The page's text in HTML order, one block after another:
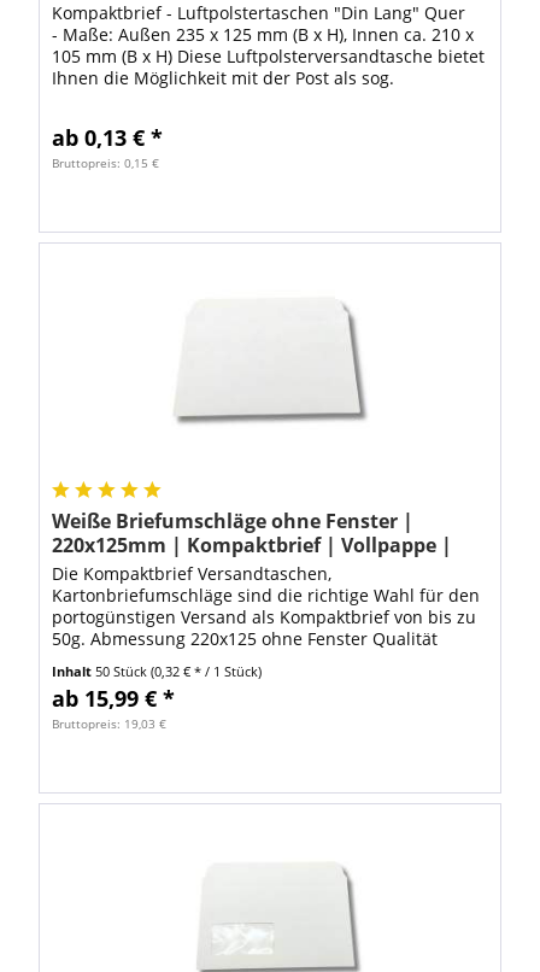
Kompaktbrief - Luftpolstertaschen "Din Lang" Quer
- Maße: Außen 235 x 125 mm (B x H), Innen ca. 210 x
105 mm (B x H) Diese Luftpolsterversandtasche bietet
Ihnen die Möglichkeit mit der Post als sog.
ab 0,13 € *
Bruttopreis: 0,15 €
Weiße Briefumschläge ohne Fenster |
220x125mm | Kompaktbrief | Vollpappe |
Haftklebend | 50 Stück
Die Kompaktbrief Versandtaschen,
Kartonbriefumschläge sind die richtige Wahl für den
portogünstigen Versand als Kompaktbrief von bis zu
50g. Abmessung 220x125 ohne Fenster Qualität
den...
Inhalt 50 Stück(0,32 € * / 1 Stück)
ab 15,99 € *
Bruttopreis: 19,03 €